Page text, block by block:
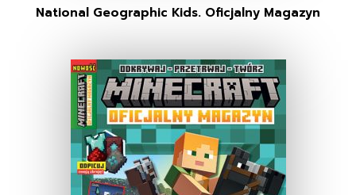
National Geographic Kids. Oficjalny Magazyn